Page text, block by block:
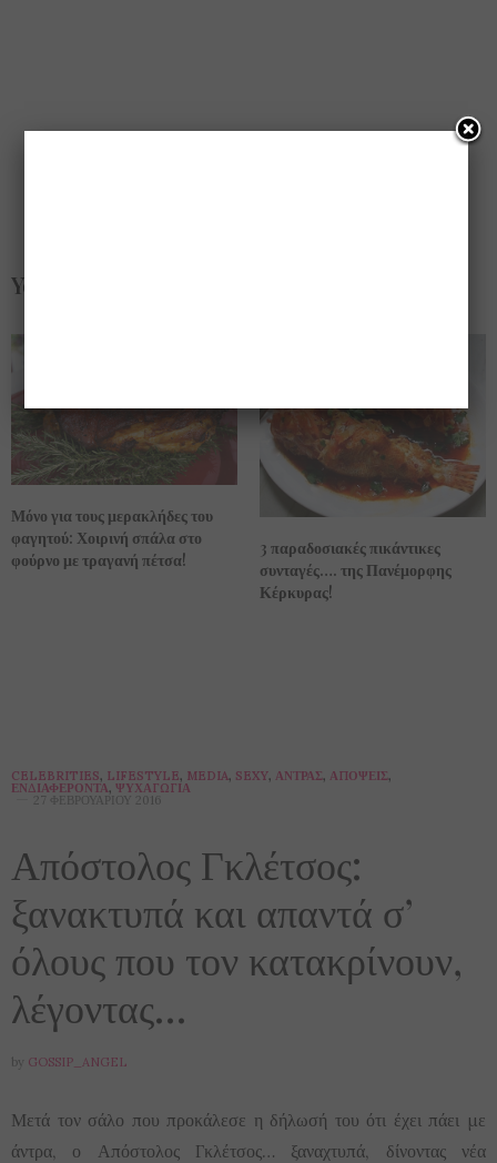
You May Also Like
Μόνο για τους μερακλήδες του
φαγητού: Χοιρινή σπάλα στο
φούρνο με τραγανή πέτσα!
3 παραδοσιακές πικάντικες
συνταγές…. της Πανέμορφης
Κέρκυρας!
CELEBRITIES, LIFESTYLE, MEDIA, SEXY, ΆΝΤΡΑΣ, ΑΠΌΨΕΙΣ,
ΕΝΔΙΑΦΈΡΟΝΤΑ, ΨΥΧΑΓΩΓΊΑ
27 ΦΕΒΡΟΥΑΡΊΟΥ 2016
Απόστολος Γκλέτσος:
ξανακτυπά και απαντά σ’
όλους που τον κατακρίνουν,
λέγοντας…
by GOSSIP_ANGEL
Μετά τον σάλο που προκάλεσε η δήλωσή του ότι έχει πάει με
άντρα, ο Απόστολος Γκλέτσος… ξαναχτυπά, δίνοντας νέα